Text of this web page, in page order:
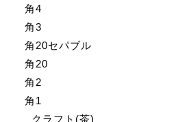
角4
角3
角20セパブル
角20
角2
角1
クラフト(茶)